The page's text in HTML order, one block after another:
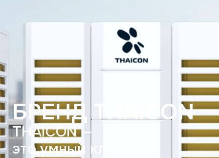
БРЕНД THAICON
THAICON —
это умный климат,
где технологии
создаются с заботой
о человеке
ЗАПРОСИТЬ ПРАЙС-ЛИСТ